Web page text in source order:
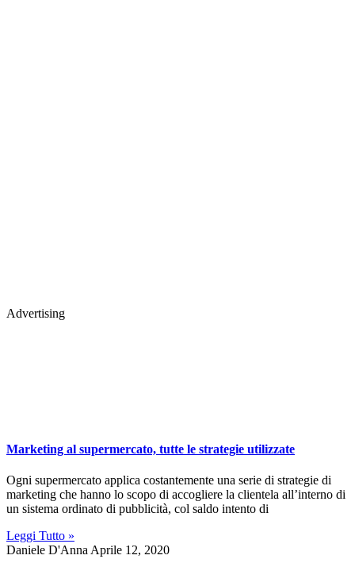
Advertising
Marketing al supermercato, tutte le strategie utilizzate
Ogni supermercato applica costantemente una serie di strategie di
marketing che hanno lo scopo di accogliere la clientela all’interno di
un sistema ordinato di pubblicità, col saldo intento di
Leggi Tutto »
Daniele D'Anna Aprile 12, 2020